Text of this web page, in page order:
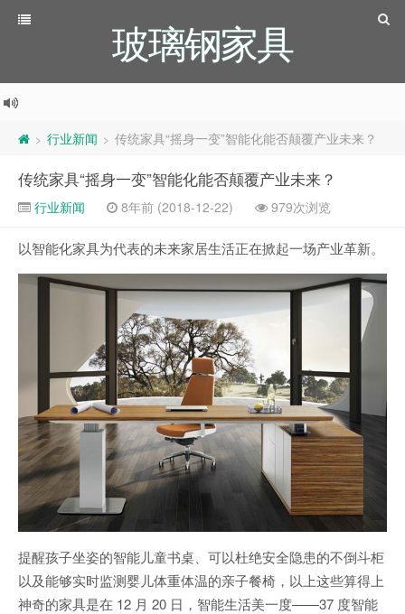
玻璃钢家具
> 行业新闻 > 传统家具“摇身一变”智能化能否颠覆产业未来？
传统家具“摇身一变”智能化能否颠覆产业未来？
行业新闻 8年前 (2018-12-22) 979次浏览
以智能化家具为代表的未来家居生活正在掀起一场产业革新。
提醒孩子坐姿的智能儿童书桌、可以杜绝安全隐患的不倒斗柜
以及能够实时监测婴儿体重体温的亲子餐椅，以上这些算得上
神奇的家具是在 12 月 20 日，智能生活美一度——37 度智能